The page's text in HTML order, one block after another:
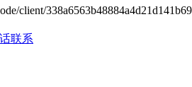
联系